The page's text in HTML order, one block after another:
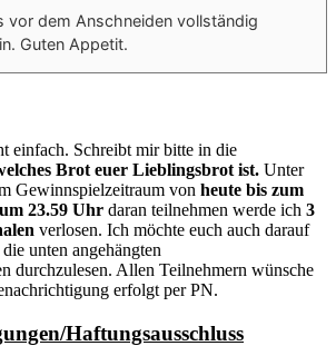
vor dem Anschneiden vollständig
Guten Appetit.
einfach. Schreibt mir bitte in die
Brot euer Lieblingsbrot ist. Unter
Gewinnspielzeitraum von heute bis zum
23.59 Uhr daran teilnehmen werde ich 3
verlosen. Ich möchte euch auch darauf
die unten angehängten
durchzulesen. Allen Teilnehmern wünsche
erfolgt per PN.
Haftungsausschluss